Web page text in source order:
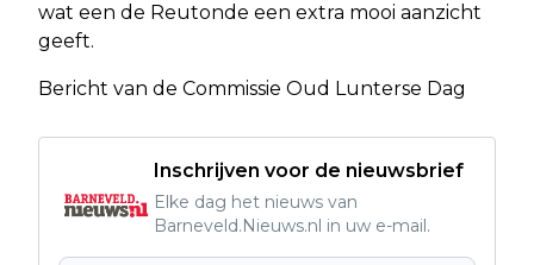
wat een de Reutonde een extra mooi aanzicht
geeft.
Bericht van de Commissie Oud Lunterse Dag
Inschrijven voor de nieuwsbrief
Elke dag het nieuws van
Barneveld.Nieuws.nl in uw e-mail.